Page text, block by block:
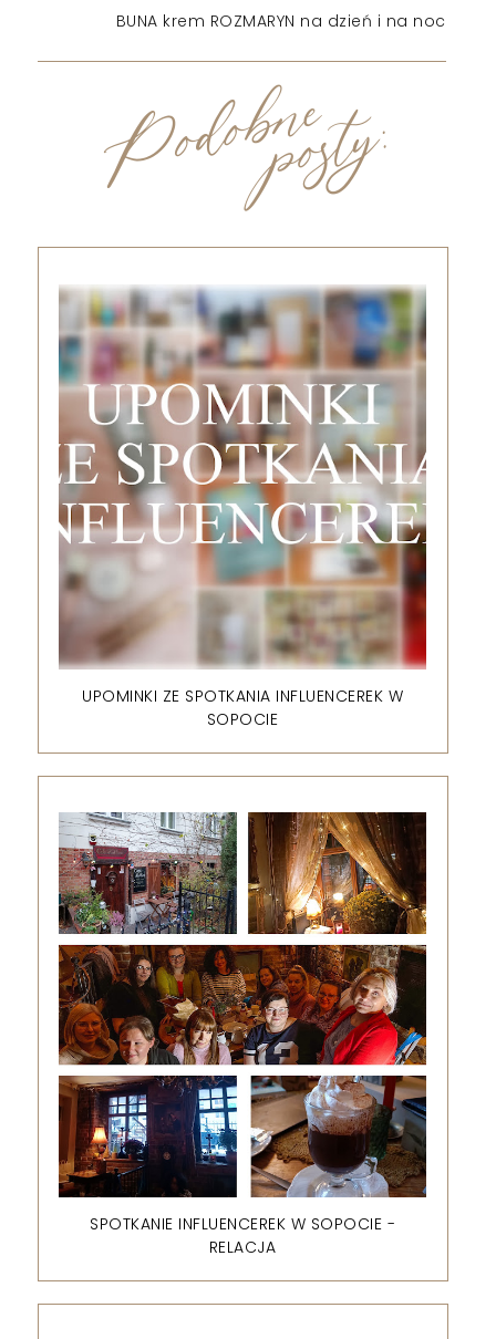
BUNA krem ROZMARYN na dzień i na noc
UPOMINKI ZE SPOTKANIA INFLUENCEREK W
SOPOCIE
SPOTKANIE INFLUENCEREK W SOPOCIE -
RELACJA